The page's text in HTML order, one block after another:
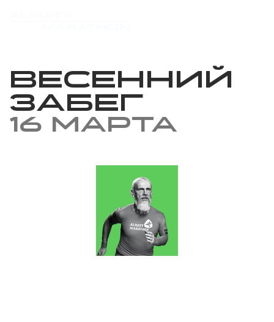
Весенний
забег
16 марта